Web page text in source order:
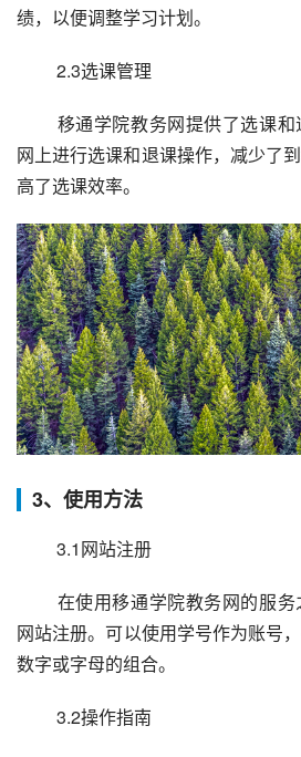
绩，以便调整学习计划。
2.3选课管理
网上进行选课和退课操作，减少了
高了选课效率。
3、使用方法
3.1网站注册
网站注册。可以使用学号作为账号
数字或字母的组合。
3.2操作指南